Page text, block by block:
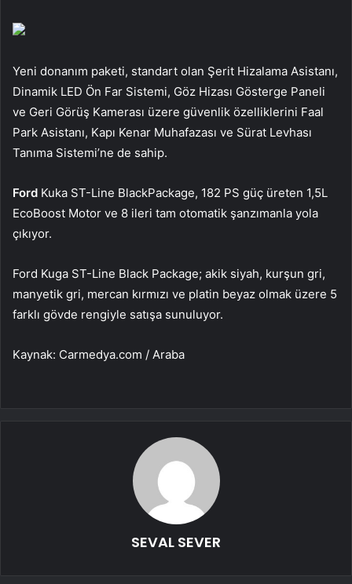
Yeni donanım paketi, standart olan Şerit Hizalama Asistanı,
Dinamik LED Ön Far Sistemi, Göz Hizası Gösterge Paneli
ve Geri Görüş Kamerası üzere güvenlik özelliklerini Faal
Park Asistanı, Kapı Kenar Muhafazası ve Sürat Levhası
Tanıma Sistemi’ne de sahip.
Ford Kuka ST-Line BlackPackage, 182 PS güç üreten 1,5L
EcoBoost Motor ve 8 ileri tam otomatik şanzımanla yola
çıkıyor.
Ford Kuga ST-Line Black Package; akik siyah, kurşun gri,
manyetik gri, mercan kırmızı ve platin beyaz olmak üzere 5
farklı gövde rengiyle satışa sunuluyor.
Kaynak: Carmedya.com / Araba
SEVAL SEVER